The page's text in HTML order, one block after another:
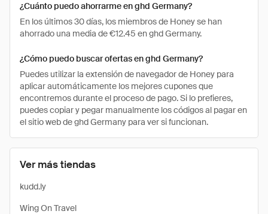
Ver más tiendas
kudd.ly
Wing On Travel
¿Cuánto puedo ahorrarme en ghd Germany?
En los últimos 30 días, los miembros de Honey se han
ahorrado una media de €12.45 en ghd Germany.
¿Cómo puedo buscar ofertas en ghd Germany?
Puedes utilizar la extensión de navegador de Honey para
aplicar automáticamente los mejores cupones que
encontremos durante el proceso de pago. Si lo prefieres,
puedes copiar y pegar manualmente los códigos al pagar en
el sitio web de ghd Germany para ver si funcionan.